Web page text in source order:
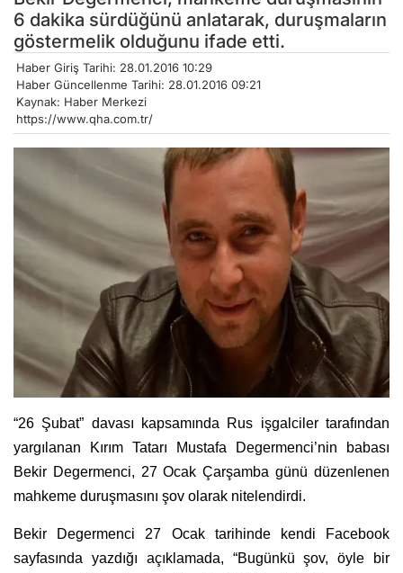
6 dakika sürdüğünü anlatarak, duruşmaların
göstermelik olduğunu ifade etti.
Haber Giriş Tarihi: 28.01.2016 10:29
Haber Güncellenme Tarihi: 28.01.2016 09:21
Kaynak: Haber Merkezi
https://www.qha.com.tr/
“26 Şubat” davası kapsamında Rus işgalciler tarafından
yargılanan Kırım Tatarı Mustafa Degermenci’nin babası
Bekir Degermenci, 27 Ocak Çarşamba günü düzenlenen
mahkeme duruşmasını şov olarak nitelendirdi.
Bekir Degermenci 27 Ocak tarihinde kendi Facebook
sayfasında yazdığı açıklamada, “Bugünkü şov, öyle bir